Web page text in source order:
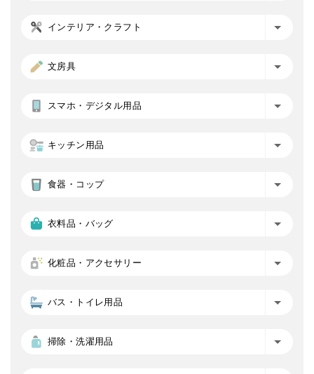
インテリア・クラフト
文房具
スマホ・デジタル用品
キッチン用品
食器・コップ
衣料品・バッグ
化粧品・アクセサリー
バス・トイレ用品
掃除・洗濯用品